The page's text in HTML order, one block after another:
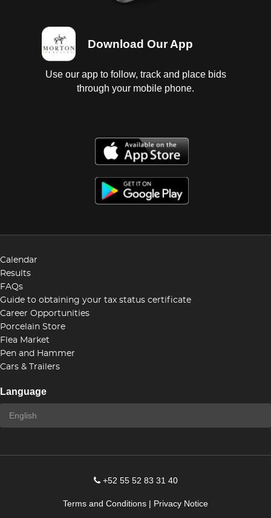
Download Our App
Use our app to follow, track and place bids
through your mobile phone.
Calendar
Results
FAQs
Guide to obtaining your tax status certificate
Career Opportunities
Porcelain Store
Flea Market
Pen and Hammer
Cars & Trailers
Language
+52 55 52 83 31 40
Terms and Conditions | Privacy Notice